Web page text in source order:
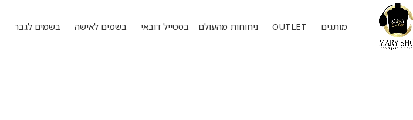
מותגים OUTLET ניחוחות מהעולם – בסטייל דובאי בשמים לאישה בשמים לגבר